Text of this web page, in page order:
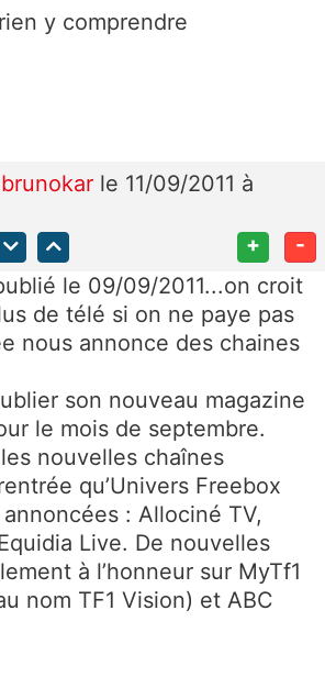
y comprendre
brunokar le 11/09/2011 à
+
-
le 09/09/2011...on croit
de télé si on ne paye pas
nous annonce des chaines
son nouveau magazine
le mois de septembre.
nouvelles chaînes
qu’Univers Freebox
: Allociné TV,
Live. De nouvelles
à l’honneur sur MyTf1
nom TF1 Vision) et ABC